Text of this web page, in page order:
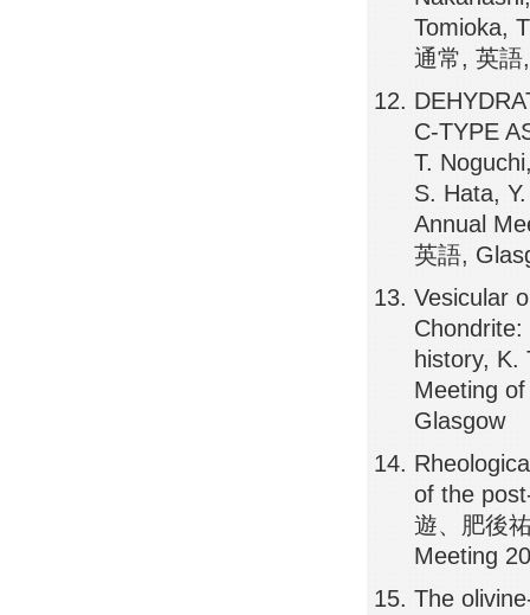
Tomioka,
通常, 英語
C-TYPE
T.
S. Hata,
Annual
英語,
Vesicular
history, K.
Meeting
Glasgow
of the
遊、肥後
Meeting
The